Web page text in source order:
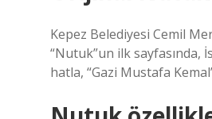
Kepez Belediyesi Cemil
“Nutuk”un ilk sayfasında,
hatla, “Gazi Mustafa